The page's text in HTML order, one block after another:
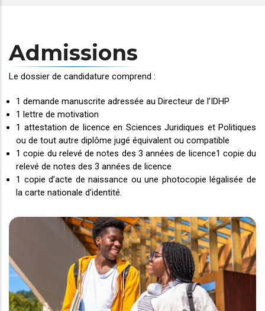
Admissions
Le dossier de candidature comprend :
1 demande manuscrite adressée au Directeur de l’IDHP
1 lettre de motivation
1 attestation de licence en Sciences Juridiques et Politiques
ou de tout autre diplôme jugé équivalent ou compatible
1 copie du relevé de notes des 3 années de licence1 copie du
relevé de notes des 3 années de licence
1 copie d’acte de naissance ou une photocopie légalisée de
la carte nationale d’identité.